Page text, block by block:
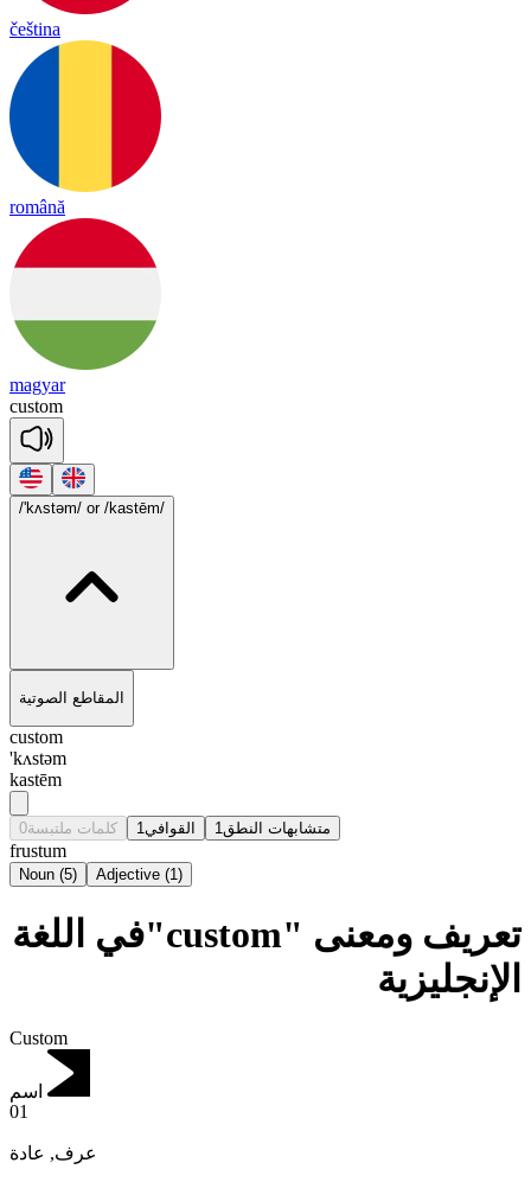
čeština
română
magyar
custom
/'kʌstəm/ or /kastēm/
المقاطع الصوتية
custom
'kʌstəm
kastēm
كلمات ملتبسة0 القوافي 1 متشابهات النطق 1
frustum
Noun (5) Adjective (1)
تعريف ومعنى "custom"في اللغة
الإنجليزية
Custom
اسم
01
عرف, عادة